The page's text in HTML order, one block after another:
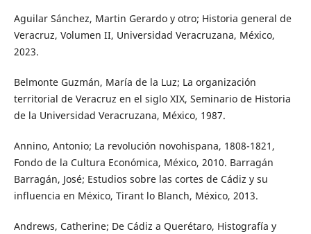
Aguilar Sánchez, Martin Gerardo y otro; Historia general de
Veracruz, Volumen II, Universidad Veracruzana, México,
2023.
Belmonte Guzmán, María de la Luz; La organización
territorial de Veracruz en el siglo XIX, Seminario de Historia
de la Universidad Veracruzana, México, 1987.
Annino, Antonio; La revolución novohispana, 1808-1821,
Fondo de la Cultura Económica, México, 2010. Barragán
Barragán, José; Estudios sobre las cortes de Cádiz y su
influencia en México, Tirant lo Blanch, México, 2013.
Andrews, Catherine; De Cádiz a Querétaro, Histografía y